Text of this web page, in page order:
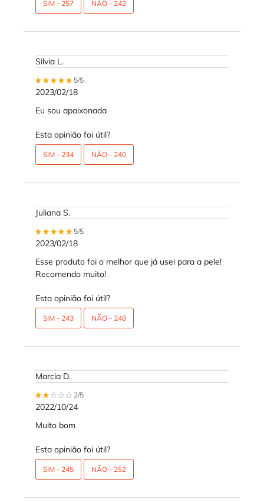
SIM - 257 NÃO - 242
Silvia L.
5 out of 5 stars.
5/5
2023/02/18
Eu sou apaixonada
Esta opinião foi útil?
SIM - 234 NÃO - 240
Juliana S.
5 out of 5 stars.
5/5
2023/02/18
Esse produto foi o melhor que já usei para a pele!
Recomendo muito!
Esta opinião foi útil?
SIM - 243 NÃO - 248
Marcia D.
2 out of 5 stars.
2/5
2022/10/24
Muito bom
Esta opinião foi útil?
SIM - 245 NÃO - 252